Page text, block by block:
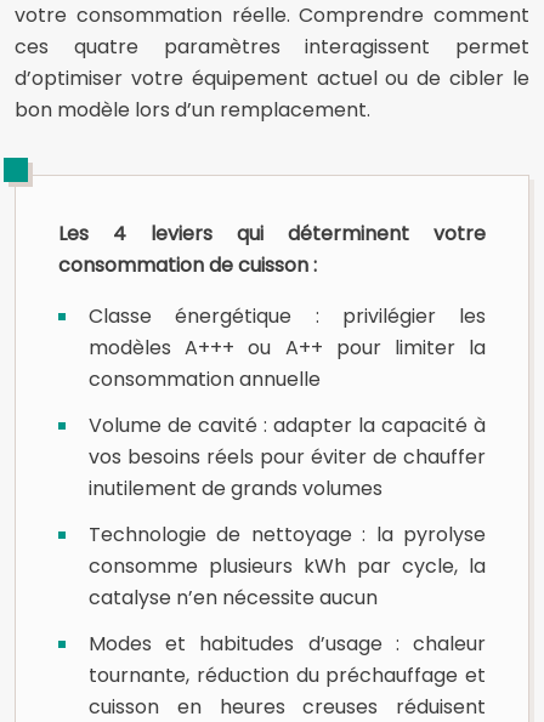
votre consommation réelle. Comprendre comment
ces quatre paramètres interagissent permet
d’optimiser votre équipement actuel ou de cibler le
bon modèle lors d’un remplacement.
Les 4 leviers qui déterminent votre
consommation de cuisson :
Classe énergétique : privilégier les
modèles A+++ ou A++ pour limiter la
consommation annuelle
Volume de cavité : adapter la capacité à
vos besoins réels pour éviter de chauffer
inutilement de grands volumes
Technologie de nettoyage : la pyrolyse
consomme plusieurs kWh par cycle, la
catalyse n’en nécessite aucun
Modes et habitudes d’usage : chaleur
tournante, réduction du préchauffage et
cuisson en heures creuses réduisent